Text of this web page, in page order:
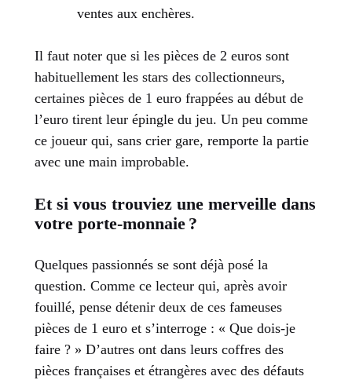
ventes aux enchères.
Il faut noter que si les pièces de 2 euros sont
habituellement les stars des collectionneurs,
certaines pièces de 1 euro frappées au début de
l’euro tirent leur épingle du jeu. Un peu comme
ce joueur qui, sans crier gare, remporte la partie
avec une main improbable.
Et si vous trouviez une merveille dans
votre porte-monnaie ?
Quelques passionnés se sont déjà posé la
question. Comme ce lecteur qui, après avoir
fouillé, pense détenir deux de ces fameuses
pièces de 1 euro et s’interroge : « Que dois-je
faire ? » D’autres ont dans leurs coffres des
pièces françaises et étrangères avec des défauts